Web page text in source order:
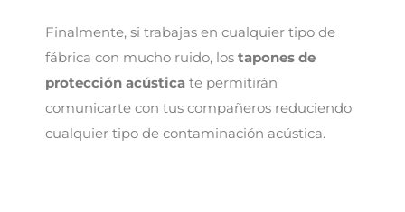
Finalmente, si trabajas en cualquier tipo de
fábrica con mucho ruido, los tapones de
protección acústica te permitirán
comunicarte con tus compañeros reduciendo
cualquier tipo de contaminación acústica.